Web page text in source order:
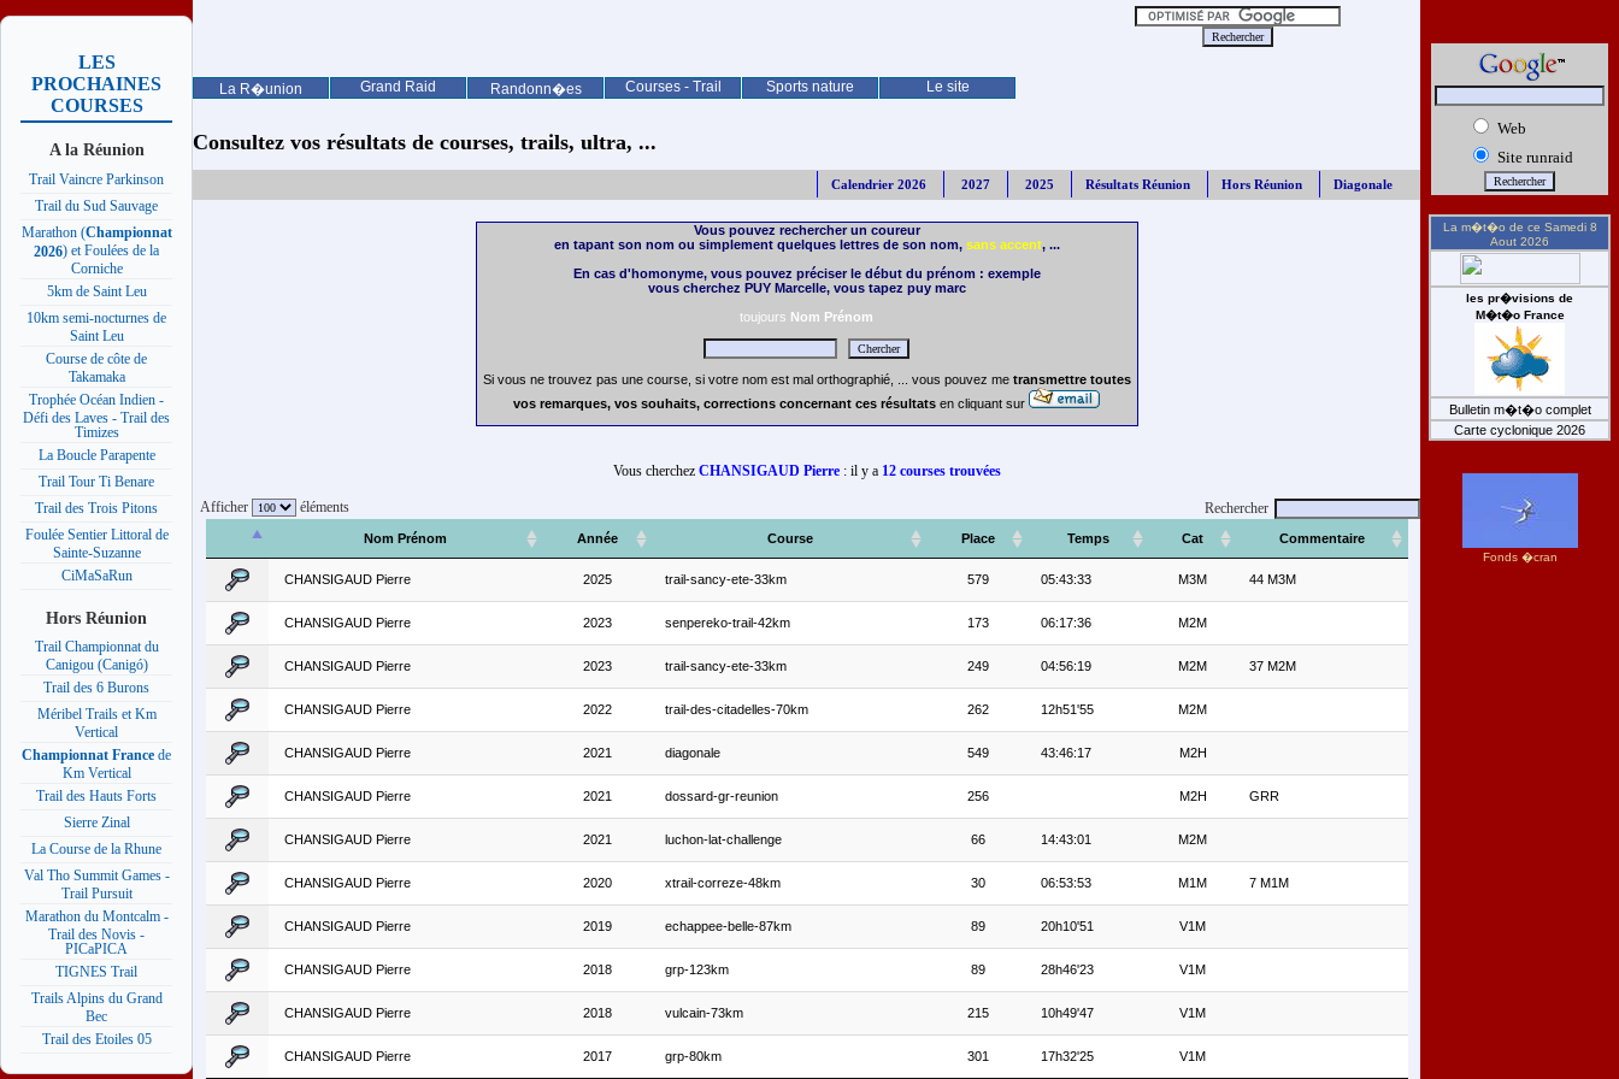
La R�union Grand Raid Randonn�es Courses - Trail Sports nature Le site
LES
PROCHAINES
COURSES
A la Réunion
Trail Vaincre Parkinson
Trail du Sud Sauvage
Marathon (Championnat
2026) et Foulées de la
Corniche
5km de Saint Leu
10km semi-nocturnes de
Saint Leu
Course de côte de
Takamaka
Trophée Océan Indien -
Défi des Laves - Trail des
Timizes
La Boucle Parapente
Trail Tour Ti Benare
Trail des Trois Pitons
Foulée Sentier Littoral de
Sainte-Suzanne
CiMaSaRun
Hors Réunion
Trail Championnat du
Canigou (Canigó)
Trail des 6 Burons
Méribel Trails et Km
Vertical
Championnat France de
Km Vertical
Trail des Hauts Forts
Sierre Zinal
La Course de la Rhune
Val Tho Summit Games -
Trail Pursuit
Marathon du Montcalm -
Trail des Novis -
PICaPICA
TIGNES Trail
Trails Alpins du Grand
Bec
Trail des Etoiles 05
Consultez vos résultats de courses, trails, ultra, ...
Calendrier 2026 2027 2025 Résultats Réunion Hors Réunion Diagonale
Vous pouvez rechercher un coureur
en tapant son nom ou simplement quelques lettres de son nom, sans accent, ...
En cas d'homonyme, vous pouvez préciser le début du prénom : exemple
vous cherchez PUY Marcelle, vous tapez puy marc
toujours Nom Prénom
Si vous ne trouvez pas une course, si votre nom est mal orthographié, ... vous pouvez me transmettre toutes
vos remarques, vos souhaits, corrections concernant ces résultats en cliquant sur
Vous cherchez CHANSIGAUD Pierre: il y a 12 courses trouvées
Afficher éléments Rechercher
Nom Prénom Année Course Place Temps Cat Commentaire
CHANSIGAUD Pierre 2025 trail-sancy-ete-33km 579 05:43:33 M3M 44 M3M
CHANSIGAUD Pierre 2023 senpereko-trail-42km 173 06:17:36 M2M
CHANSIGAUD Pierre 2023 trail-sancy-ete-33km 249 04:56:19 M2M 37 M2M
CHANSIGAUD Pierre 2022 trail-des-citadelles-70km 262 12h51'55 M2M
CHANSIGAUD Pierre 2021 diagonale 549 43:46:17 M2H
CHANSIGAUD Pierre 2021 dossard-gr-reunion 256 M2H GRR
CHANSIGAUD Pierre 2021 luchon-lat-challenge 66 14:43:01 M2M
CHANSIGAUD Pierre 2020 xtrail-correze-48km 30 06:53:53 M1M 7 M1M
CHANSIGAUD Pierre 2019 echappee-belle-87km 89 20h10'51 V1M
CHANSIGAUD Pierre 2018 grp-123km 89 28h46'23 V1M
CHANSIGAUD Pierre 2018 vulcain-73km 215 10h49'47 V1M
CHANSIGAUD Pierre 2017 grp-80km 301 17h32'25 V1M
Web
Site runraid
La m�t�o de ce Samedi 8
Aout 2026
les pr�visions de
M�t�o France
Bulletin m�t�o complet
Carte cyclonique 2026
Fonds �cran